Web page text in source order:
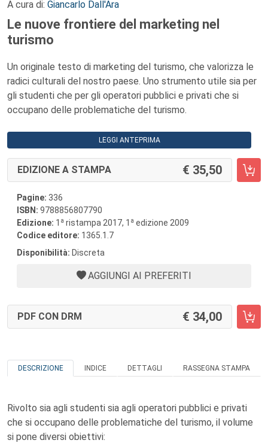
A cura di: Giancarlo Dall'Ara
Le nuove frontiere del marketing nel
turismo
Un originale testo di marketing del turismo, che valorizza le
radici culturali del nostro paese. Uno strumento utile sia per
gli studenti che per gli operatori pubblici e privati che si
occupano delle problematiche del turismo.
LEGGI ANTEPRIMA
EDIZIONE A STAMPA 35,50
Pagine: 336
ISBN: 9788856807790
Edizione: 1 a ristampa 2017, 1 a edizione 2009
Codice editore: 1365.1.7
Disponibilità: Discreta
AGGIUNGI AI PREFERITI
PDF CON DRM 34,00
DESCRIZIONE INDICE DETTAGLI RASSEGNA STAMPA
Rivolto sia agli studenti sia agli operatori pubblici e privati
che si occupano delle problematiche del turismo, il volume
si pone diversi obiettivi: